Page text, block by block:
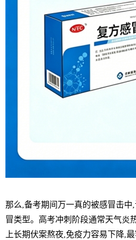
那么,备考期间万一真的被感冒击
冒类型。高考冲刺阶段通常天气炎
上长期伏案熬夜,免疫力容易下降,